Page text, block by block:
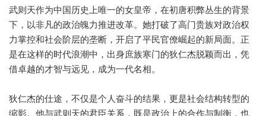
武则天作为中国历史上唯一的女皇帝，在初唐积弊丛生的背景
下，以非凡的政治魄力推进改革。她打破了高门贵族对政治权
力掌控和社会阶层的垄断，开启了平民官僚崛起的新局面。正
是在这样的时代浪潮中，出身庶族寒门的狄仁杰脱颖而出，凭
借卓越的才智与远见，成为一代名相。
狄仁杰的仕途，不仅是个人奋斗的结果，更是社会结构转型的
缩影。他与武则天的君臣关系，既是政治上的合作与制衡，也